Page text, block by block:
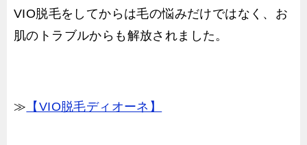
VIO脱毛をしてからは毛の悩みだけではなく、お
肌のトラブルからも解放されました。
≫ 【VIO脱毛ディオーネ】